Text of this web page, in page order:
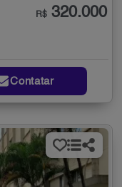
R$ 320.000
Contatar